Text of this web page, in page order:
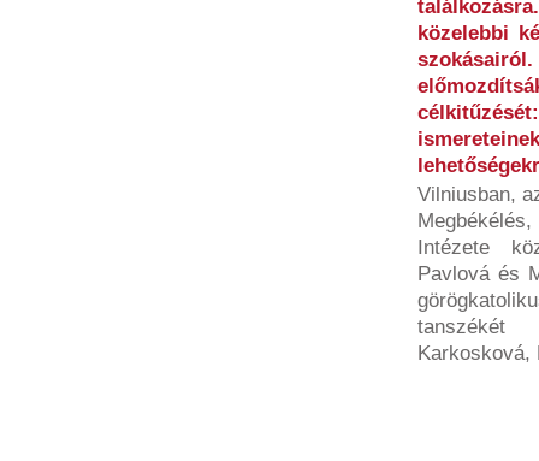
közelebbi
szokásairól.
Vilniusban,
Intézete
Pavlová és
tanszékét
Karkosková,